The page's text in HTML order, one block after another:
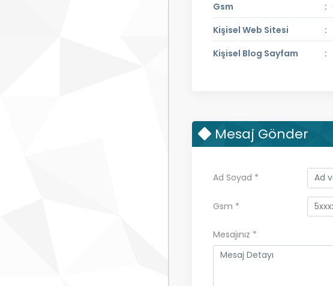
Gsm
Kişisel Web Sitesi
Kişisel Blog Sayfam
Mesaj Gönder
Ad Soyad *
Gsm *
Mesajınız *